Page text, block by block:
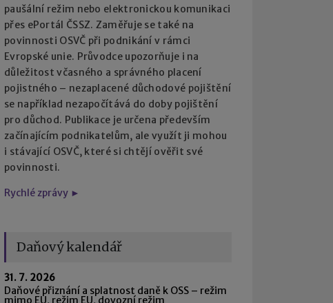
paušální režim nebo elektronickou komunikaci
přes ePortál ČSSZ. Zaměřuje se také na
povinnosti OSVČ při podnikání v rámci
Evropské unie. Průvodce upozorňuje i na
důležitost včasného a správného placení
pojistného – nezaplacené důchodové pojištění
se například nezapočítává do doby pojištění
pro důchod. Publikace je určena především
začínajícím podnikatelům, ale využít ji mohou
i stávající OSVČ, které si chtějí ověřit své
povinnosti.
Rychlé zprávy ►
Daňový kalendář
31. 7. 2026
Daňové přiznání a splatnost daně k OSS – režim
mimo EU, režim EU, dovozní režim